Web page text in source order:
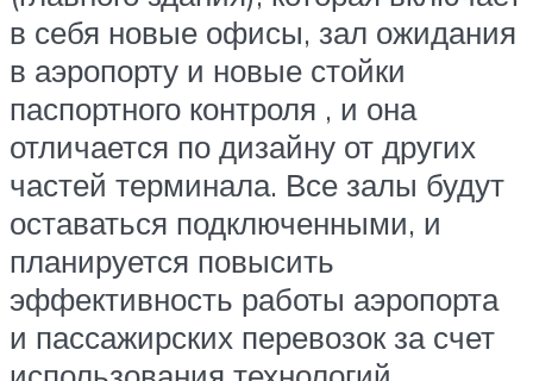
в себя новые офисы, зал ожидания
в аэропорту и новые стойки
паспортного контроля , и она
отличается по дизайну от других
частей терминала. Все залы будут
оставаться подключенными, и
планируется повысить
эффективность работы аэропорта
и пассажирских перевозок за счет